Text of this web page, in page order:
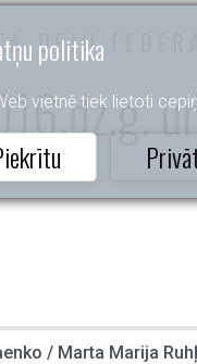
politika
vietnē tiek lietoti
DEJU
/ Marta Marija